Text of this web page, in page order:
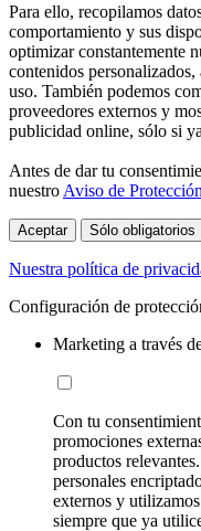
Para ello, recopilamos
comportamiento y sus
optimizar constantemente
contenidos
uso. También podemos
proveedores externos y
publicidad online, sólo si
Antes de dar tu
nuestro Aviso de
Aceptar Sólo obligatorios
Nuestra política de
Configuración de
Marketing a través
Con tu
promociones
productos
personales
externos y
siempre que ya